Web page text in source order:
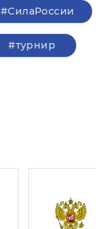
#СилаРоссии
#турнир